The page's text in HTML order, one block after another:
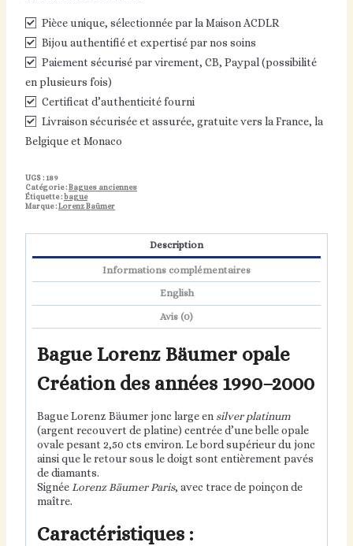
-
1990/2000
Pièce unique, sélectionnée par la Maison ACDLR
Bijou authentifié et expertisé par nos soins
Paiement sécurisé par virement, CB, Paypal (possibilité
en plusieurs fois)
Certificat d’authenticité fourni
Livraison sécurisée et assurée, gratuite vers la France, la
Belgique et Monaco
UGS : 189
Catégorie :Bagues anciennes
Étiquette :bague
Marque :Lorenz Baümer
Description
Informations complémentaires
English
Avis (0)
Bague Lorenz Bäumer opale
Création des années 1990–2000
Bague Lorenz Bäumer jonc large en silver platinum
(argent recouvert de platine) centrée d’une belle opale
ovale pesant 2,50 cts environ. Le bord supérieur du jonc
ainsi que le retour sous le doigt sont entièrement pavés
de diamants.
SignéeLorenz Bäumer Paris, avec trace de poinçon de
maître.
Caractéristiques :